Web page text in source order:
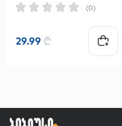
(0)
29.99 ₾